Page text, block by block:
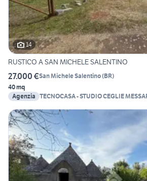
14
RUSTICO A SAN MICHELE SALENTINO
27.000 €San Michele Salentino(BR)
40 mq
Agenzia TECNOCASA - STUDIO CEGLIE